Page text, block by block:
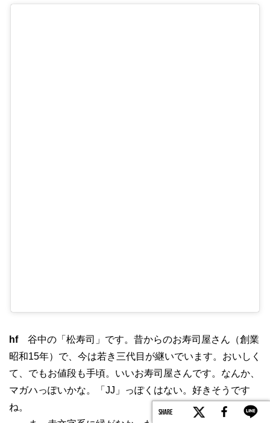
SHARE
hf谷中の「松寿司」です。昔からのお寿司屋さん（創業
昭和15年）で、今は若き三代目が継いでいます。おいしく
て、でもお値段も手頃。いいお寿司屋さんです。なんか、
マガハっぽいかな。「JJ」っぽくはない。好きそうです
ね。